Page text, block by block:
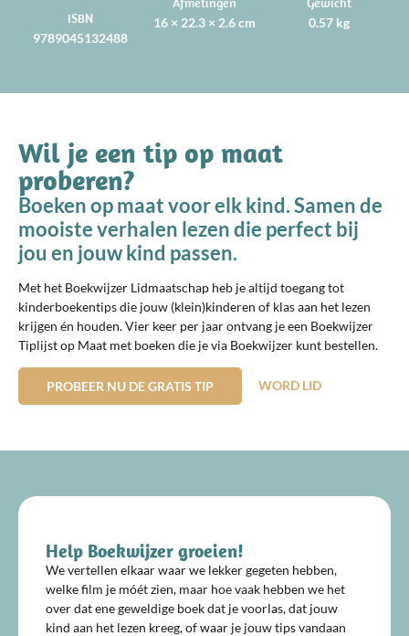
ISBN
9789045132488
16 × 22.3 × 2.6 cm 0.57 kg
Wil je een tip op maat
proberen?
Boeken op maat voor elk kind. Samen de
mooiste verhalen lezen die perfect bij
jou en jouw kind passen.
Met het Boekwijzer Lidmaatschap heb je altijd toegang tot
kinderboekentips die jouw (klein)kinderen of klas aan het lezen
krijgen én houden. Vier keer per jaar ontvang je een Boekwijzer
Tiplijst op Maat met boeken die je via Boekwijzer kunt bestellen.
PROBEER NU DE GRATIS TIP WORD LID
Help Boekwijzer groeien!
We vertellen elkaar waar we lekker gegeten hebben,
welke film je móét zien, maar hoe vaak hebben we het
over dat ene geweldige boek dat je voorlas, dat jouw
kind aan het lezen kreeg, of waar je jouw tips vandaan